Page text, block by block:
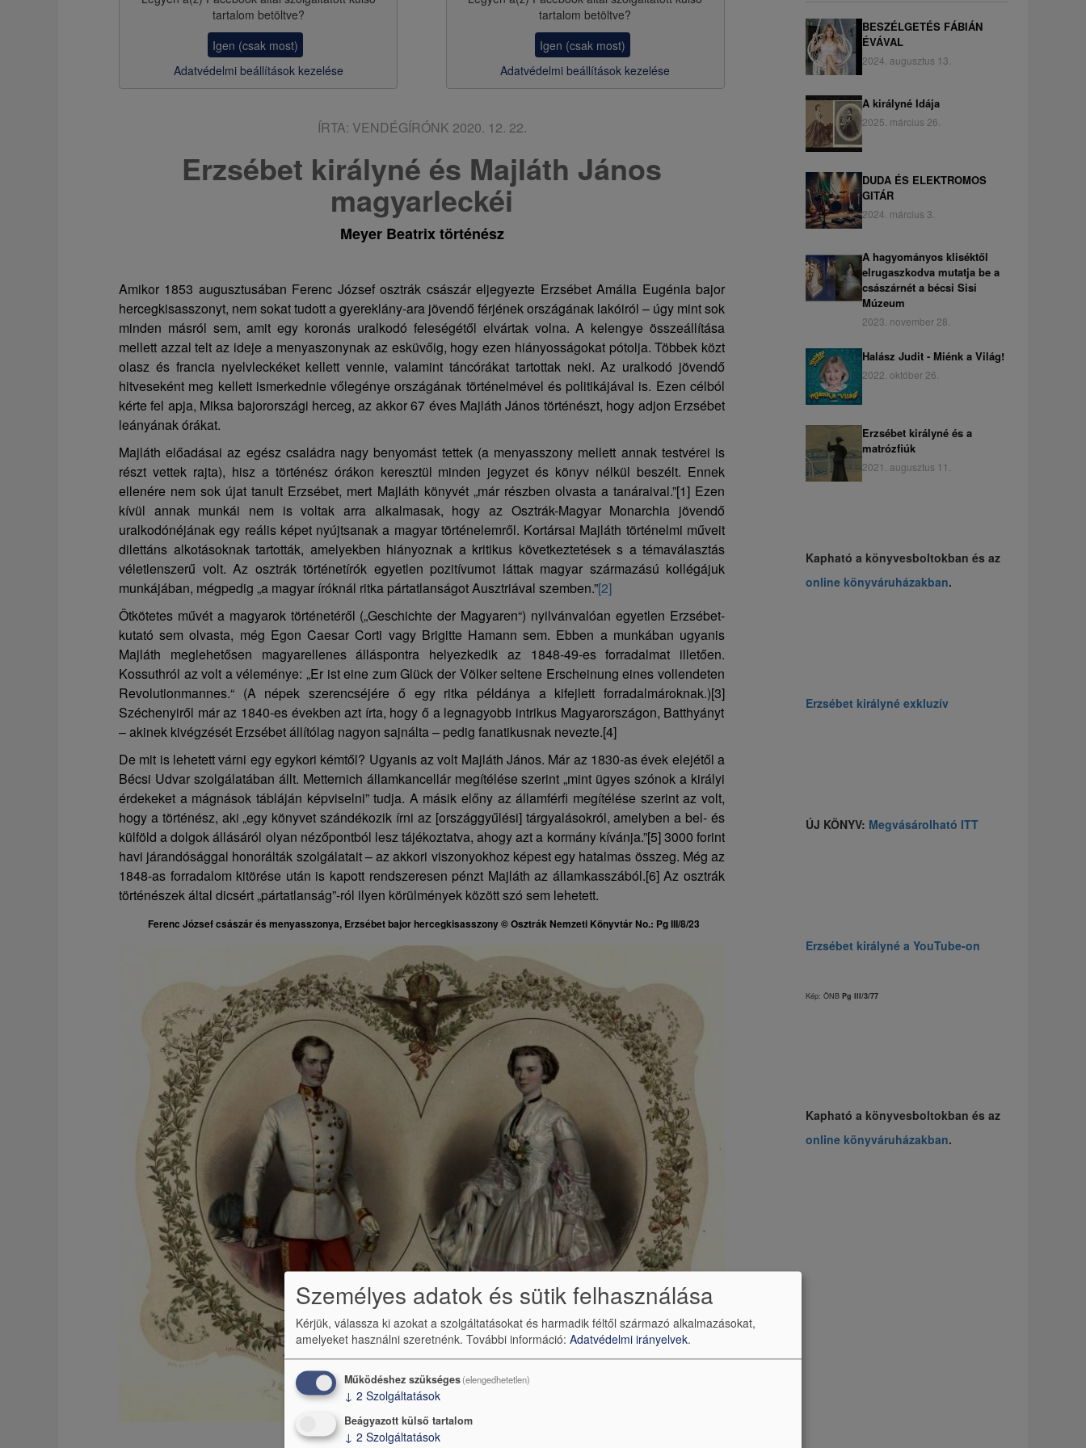
g
tartalom betöltve?
Igen (csak most)
Adatvédelmi beállítások kezelése
tartalom betöltve?
Igen (csak most)
Adatvédelmi beállítások kezelése
ÍRTA: VENDÉGÍRÓNK 2020. 12. 22.
Erzsébet királyné és Majláth János
magyarleckéi
Meyer Beatrix történész
Amikor 1853 augusztusában Ferenc József osztrák császár eljegyezte Erzsébet Amália Eugénia bajor
hercegkisasszonyt, nem sokat tudott a gyereklány-ara jövendő férjének országának lakóiról – úgy mint sok
minden másról sem, amit egy koronás uralkodó feleségétől elvártak volna. A kelengye összeállítása
mellett azzal telt az ideje a menyaszonynak az esküvőig, hogy ezen hiányosságokat pótolja. Többek közt
olasz és francia nyelvleckéket kellett vennie, valamint táncórákat tartottak neki. Az uralkodó jövendő
hitveseként meg kellett ismerkednie vőlegénye országának történelmével és politikájával is. Ezen célból
kérte fel apja, Miksa bajorországi herceg, az akkor 67 éves Majláth János történészt, hogy adjon Erzsébet
leányának órákat.
Majláth előadásai az egész családra nagy benyomást tettek (a menyasszony mellett annak testvérei is
részt vettek rajta), hisz a történész órákon keresztül minden jegyzet és könyv nélkül beszélt. Ennek
ellenére nem sok újat tanult Erzsébet, mert Majláth könyvét „már részben olvasta a tanáraival.”[1]Ezen
kívül annak munkái nem is voltak arra alkalmasak, hogy az Osztrák-Magyar Monarchia jövendő
uralkodónéjának egy reális képet nyújtsanak a magyar történelemről. Kortársai Majláth történelmi műveit
dilettáns alkotásoknak tartották, amelyekben hiányoznak a kritikus következtetések s a témaválasztás
véletlenszerű volt. Az osztrák történetírók egyetlen pozitívumot láttak magyar származású kollégájuk
munkájában, mégpedig „a magyar íróknál ritka pártatlanságot Ausztriával szemben.”[2]
Ötkötetes művét a magyarok történetéről („Geschichte der Magyaren“) nyilvánvalóan egyetlen Erzsébet-
kutató sem olvasta, még Egon Caesar Corti vagy Brigitte Hamann sem. Ebben a munkában ugyanis
Majláth meglehetősen magyarellenes álláspontra helyezkedik az 1848-49-es forradalmat illetően.
Kossuthról az volt a véleménye: „Er ist eine zum Glück der Völker seltene Erscheinung eines vollendeten
Revolutionmannes.“ (A népek szerencséjére ő egy ritka példánya a kifejlett forradalmároknak.)[3]
Széchenyiről már az 1840-es években azt írta, hogy ő a legnagyobb intrikus Magyarországon, Batthyányt
– akinek kivégzését Erzsébet állítólag nagyon sajnálta – pedig fanatikusnak nevezte.[4]
De mit is lehetett várni egy egykori kémtől? Ugyanis az volt Majláth János. Már az 1830-as évek elejétől a
Bécsi Udvar szolgálatában állt. Metternich államkancellár megítélése szerint „mint ügyes szónok a királyi
érdekeket a mágnások tábláján képviselni” tudja. A másik előny az államférfi megítélése szerint az volt,
hogy a történész, aki „egy könyvet szándékozik írni az [országgyűlési] tárgyalásokról, amelyben a bel- és
külföld a dolgok állásáról olyan nézőpontból lesz tájékoztatva, ahogy azt a kormány kívánja.”[5]3000 forint
havi járandósággal honorálták szolgálatait – az akkori viszonyokhoz képest egy hatalmas összeg. Még az
1848-as forradalom kitörése után is kapott rendszeresen pénzt Majláth az államkasszából.[6]Az osztrák
történészek által dicsért „pártatlanság”-ról ilyen körülmények között szó sem lehetett.
Ferenc József császár és menyasszonya, Erzsébet bajor hercegkisasszony ©Osztrák Nemzeti KönyvtárNo.: Pg III/8/23
BESZÉLGETÉS FÁBIÁN
ÉVÁVAL
2024. augusztus 13.
A királyné Idája
2025. március 26.
DUDA ÉS ELEKTROMOS
GITÁR
2024. március 3.
A hagyományos kliséktől
elrugaszkodva mutatja be a
császárnét a bécsi Sisi
Múzeum
2023. november 28.
Halász Judit - Miénk a Világ!
2022. október 26.
Erzsébet királyné és a
matrózfiúk
2021. augusztus 11.
Kapható a könyvesboltokban és az
online könyváruházakban.
Erzsébet királyné exkluzív
ÚJ KÖNYV: Megvásárolható ITT
Erzsébet királyné a YouTube-on
Kép: ÖNB Pg III/3/77
Kapható a könyvesboltokban és az
online könyváruházakban.
Személyes adatok és sütik felhasználása
Kérjük, válassza ki azokat a szolgáltatásokat és harmadik féltől származó alkalmazásokat,
amelyeket használni szeretnénk. További információ: Adatvédelmi irányelvek.
Működéshez szükséges(elengedhetetlen)
↓ 2 Szolgáltatások
Beágyazott külső tartalom
↓ 2 Szolgáltatások